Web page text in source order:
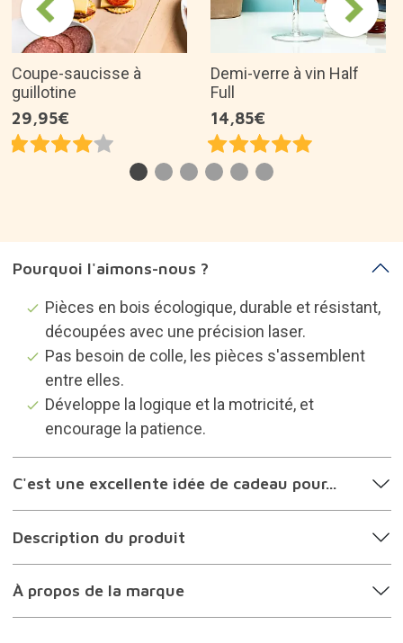
Coupe-saucisse à
guillotine
29,95€
Demi-verre à vin Half
Full
14,85€
Pourquoi l'aimons-nous ?
Pièces en bois écologique, durable et résistant,
découpées avec une précision laser.
Pas besoin de colle, les pièces s'assemblent
entre elles.
Développe la logique et la motricité, et
encourage la patience.
C'est une excellente idée de cadeau pour...
Description du produit
À propos de la marque